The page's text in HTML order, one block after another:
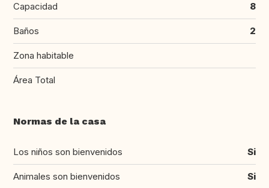
Capacidad 8
Baños 2
Zona habitable
Área Total
Normas de la casa
Los niños son bienvenidos Si
Animales son bienvenidos Si